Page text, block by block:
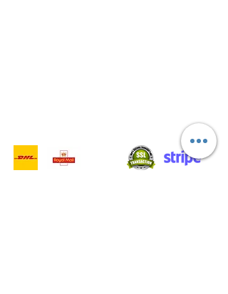
Acquisti sicuri: